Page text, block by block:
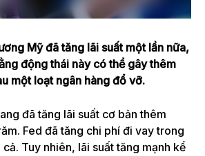
Mỹ đã tăng lãi suất một lần nữa,
động thái này có thể gây thêm
một loạt ngân hàng đổ vỡ.
đã tăng lãi suất cơ bản thêm
Fed đã tăng chi phí đi vay trong
Tuy nhiên, lãi suất tăng mạnh kể